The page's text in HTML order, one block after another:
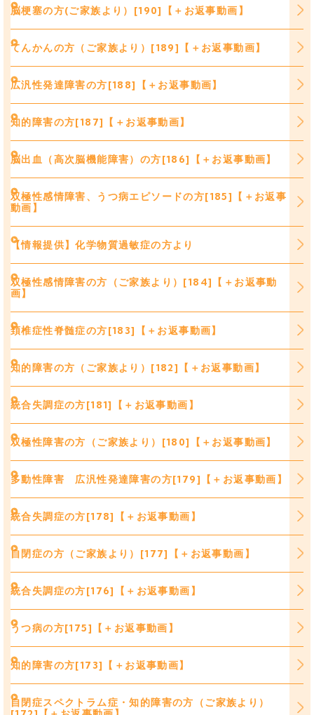
脳梗塞の方(ご家族より）[190]【＋お返事動画】
てんかんの方（ご家族より）[189]【＋お返事動画】
広汎性発達障害の方[188]【＋お返事動画】
知的障害の方[187]【＋お返事動画】
脳出血（高次脳機能障害）の方[186]【＋お返事動画】
双極性感情障害、うつ病エピソードの方[185]【＋お返事
動画】
【情報提供】化学物質過敏症の方より
双極性感情障害の方（ご家族より）[184]【＋お返事動
画】
頚椎症性脊髄症の方[183]【＋お返事動画】
知的障害の方（ご家族より）[182]【＋お返事動画】
統合失調症の方[181]【＋お返事動画】
双極性障害の方（ご家族より）[180]【＋お返事動画】
多動性障害 広汎性発達障害の方[179]【＋お返事動画】
統合失調症の方[178]【＋お返事動画】
自閉症の方（ご家族より）[177]【＋お返事動画】
統合失調症の方[176]【＋お返事動画】
うつ病の方[175]【＋お返事動画】
知的障害の方[173]【＋お返事動画】
自閉症スペクトラム症・知的障害の方（ご家族より）